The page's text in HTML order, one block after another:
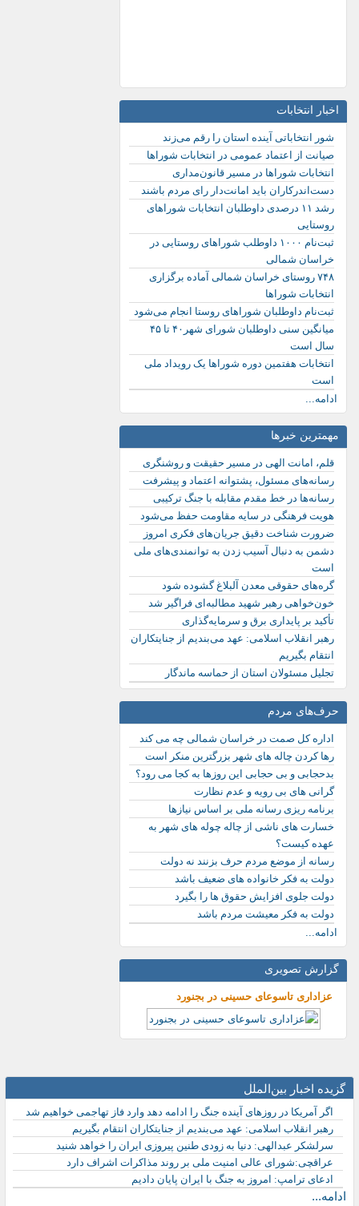
اخبار انتخابات
شور انتخاباتی آینده استان را رقم می‌زند
صیانت از اعتماد عمومی در انتخابات شوراها
انتخابات شوراها در مسیر قانون‌مداری
دست‌اندرکاران باید امانت‌دار رای مردم باشند
رشد ۱۱ درصدی داوطلبان انتخابات شوراهای
روستایی
ثبت‌نام ۱۰۰۰ داوطلب شوراهای روستایی در
خراسان شمالی
۷۴۸ روستای خراسان شمالی آماده برگزاری
انتخابات شوراها
ثبت‌نام داوطلبان شوراهای روستا انجام می‌شود
میانگین سنی داوطلبان شورای شهر۴۰ تا ۴۵
سال است
انتخابات هفتمین دوره شوراها یک رویداد ملی
است
ادامه...
مهمترین خبرها
قلم، امانت الهی در مسیر حقیقت و روشنگری
رسانه‌های مسئول، پشتوانه اعتماد و پیشرفت
رسانه‌ها در خط مقدم مقابله با جنگ ترکیبی
هویت فرهنگی در سایه مقاومت حفظ می‌شود
ضرورت شناخت دقیق جریان‌های فکری امروز
دشمن به دنبال آسیب زدن به توانمندی‌های ملی
است
گره‌های حقوقی معدن آلبلاغ گشوده شود
خون‌خواهی رهبر شهید مطالبه‌ای فراگیر شد
تأکید بر پایداری برق و سرمایه‌گذاری
رهبر انقلاب اسلامی: عهد می‌بندیم از جنایتکاران
انتقام بگیریم
تجلیل مسئولان استان از حماسه ماندگار
حرف‌های مردم
اداره کل صمت در خراسان شمالی چه می کند
رها کردن چاله های شهر بزرگترین منکر است
بدحجابی و بی حجابی این روزها به کجا می رود؟
گرانی های بی رویه و عدم نظارت
برنامه ریزی رسانه ملی بر اساس نیازها
خسارت های ناشی از چاله چوله های شهر به
عهده کیست؟
رسانه از موضع مردم حرف بزنند نه دولت
دولت به فکر خانواده های ضعیف باشد
دولت جلوی افزایش حقوق ها را بگیرد
دولت به فکر معیشت مردم باشد
ادامه...
گزارش تصویری
عزاداری تاسوعای حسینی در بجنورد
گزیده اخبار بین‌الملل
اگر آمریکا در روزهای آینده جنگ را ادامه دهد وارد فاز تهاجمی خواهیم شد
رهبر انقلاب اسلامی: عهد می‌بندیم از جنایتکاران انتقام بگیریم
سرلشکر عبدالهی: دنیا به زودی طنین پیروزی ایران را خواهد شنید
عراقچی:شورای عالی امنیت ملی بر روند مذاکرات اشراف دارد
ادعای ترامپ: امروز به جنگ با ایران پایان دادیم
ادامه...